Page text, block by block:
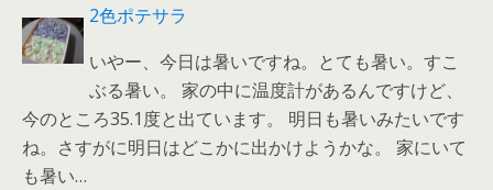
2色ポテサラ
いやー、今日は暑いですね。とても暑い。すこ
ぶる暑い。 家の中に温度計があるんですけど、
今のところ35.1度と出ています。 明日も暑いみたいです
ね。さすがに明日はどこかに出かけようかな。 家にいて
も暑い…